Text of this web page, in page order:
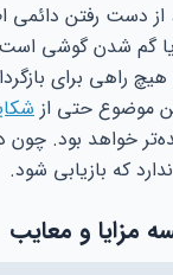
از دست رفتن دائمی
گم شدن گوشی
هیچ راهی برای
موضوع حتی از
خواهد بود. چون
که بازیابی شود.
مزایا و معایب